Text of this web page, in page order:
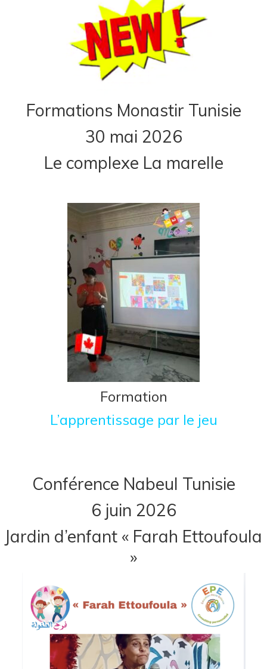
Formations Monastir Tunisie
30 mai 2026
Le complexe La marelle
Formation
L’apprentissage par le jeu
Conférence Nabeul Tunisie
6 juin 2026
Jardin d’enfant « Farah Ettoufoula
»